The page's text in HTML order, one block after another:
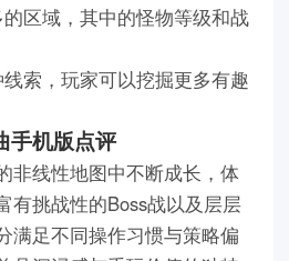
区域，其中的怪物等级和战
索，玩家可以挖掘更多有趣
手机版点评
非线性地图中不断成长，体
有挑战性的Boss战以及层层
满足不同操作习惯与策略偏